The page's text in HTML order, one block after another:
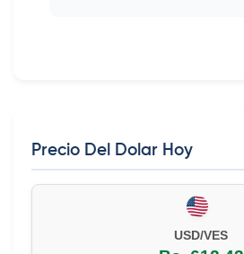
Precio Del Dolar Hoy
USD/VES